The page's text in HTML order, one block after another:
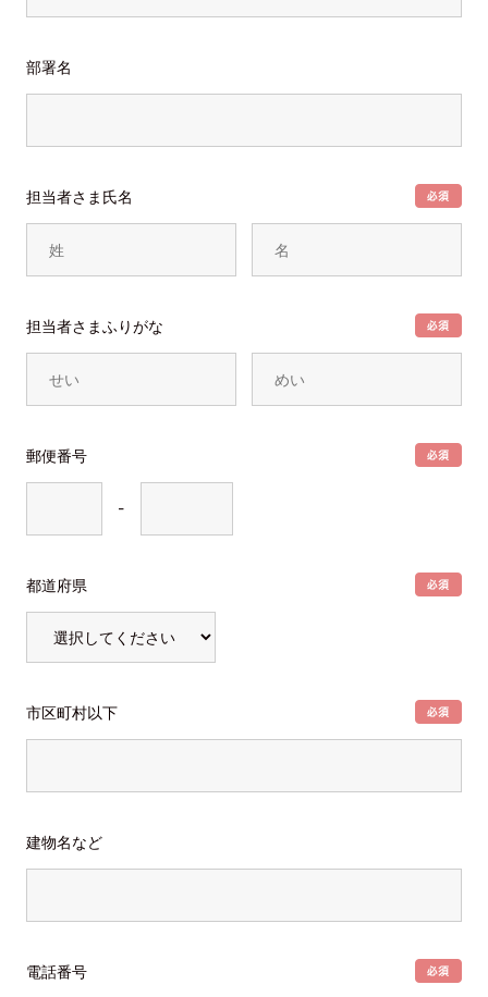
部署名
担当者さま氏名
担当者さまふりがな
郵便番号
-
都道府県
市区町村以下
建物名など
電話番号